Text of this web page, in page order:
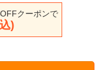
クーポンで
)